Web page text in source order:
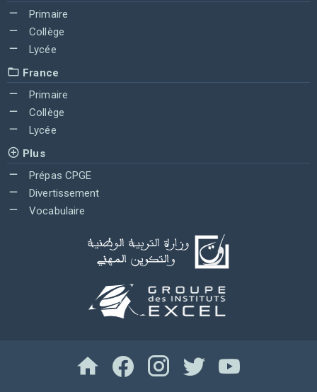
Primaire
Collège
Lycée
France
Primaire
Collège
Lycée
Plus
Prépas CPGE
Divertissement
Vocabulaire